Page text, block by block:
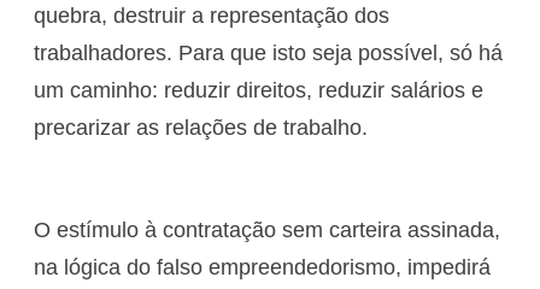
quebra, destruir a representação dos
trabalhadores. Para que isto seja possível, só há
um caminho: reduzir direitos, reduzir salários e
precarizar as relações de trabalho.
O estímulo à contratação sem carteira assinada,
na lógica do falso empreendedorismo, impedirá